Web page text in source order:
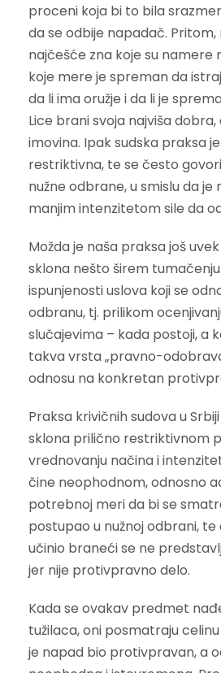
proceni koja bi to bila
da se odbije napadač.
najčešće zna koje su namere
koje mere je spreman da
da li ima oružje i da li je
Lice brani svoja najviša
imovina. Ipak sudska praksa
restriktivna, te se često
nužne odbrane, u smislu da je
manjim intenzitetom sile da
Možda je naša praksa još
sklona nešto širem
ispunjenosti uslova koji se
odbranu, tj. prilikom
slučajevima – kada postoji, a
takva vrsta „pravno-
odnosu na konkretan
Praksa krivičnih sudova u
sklona prilično restriktivnom
vrednovanju načina i
čine neophodnom, odnosno
potrebnoj meri da bi se
postupao u nužnoj odbrani, te
učinio braneći se ne
jer nije protivpravno delo.
Kada se ovakav predmet
tužilaca, oni posmatraju
je napad bio protivpravan, a